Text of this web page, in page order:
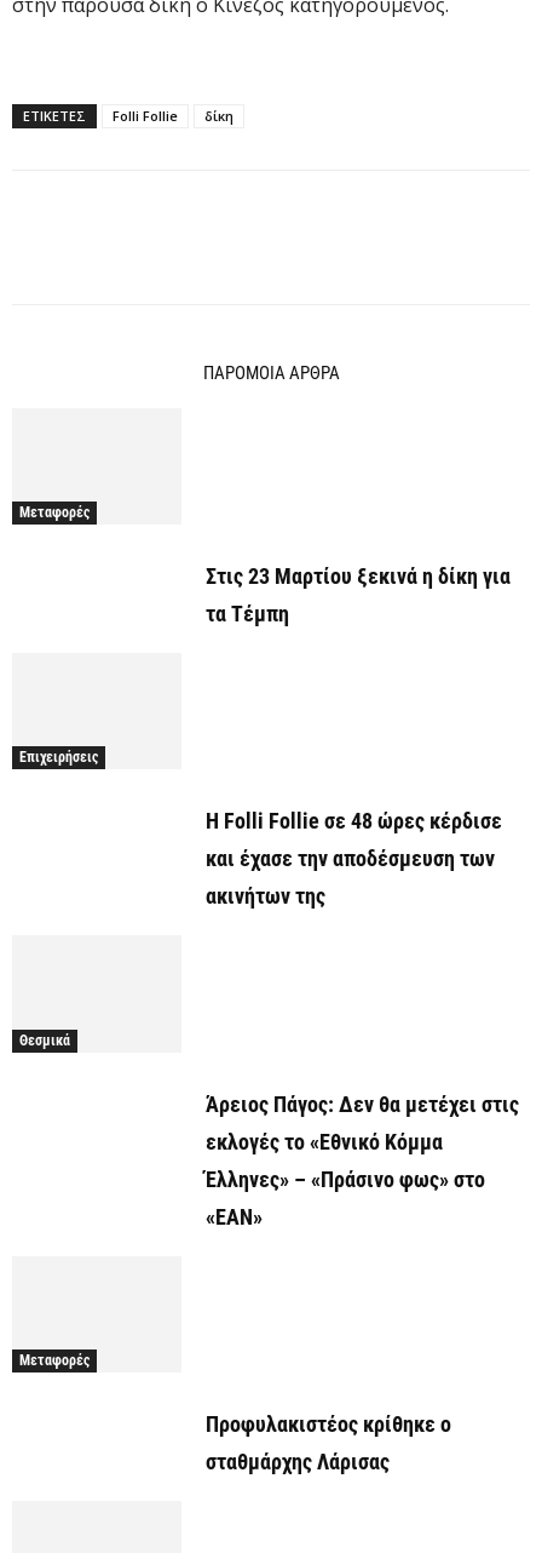
ΕΤΙΚΕΤΕΣ Folli Follie δίκη
ΠΑΡΟΜΟΙΑ ΑΡΘΡΑ
Μεταφορές
Στις 23 Μαρτίου ξεκινά η δίκη για
τα Τέμπη
Επιχειρήσεις
Η Folli Follie σε 48 ώρες κέρδισε
και έχασε την αποδέσμευση των
ακινήτων της
Θεσμικά
Άρειος Πάγος: Δεν θα μετέχει στις
εκλογές το «Εθνικό Κόμμα
Έλληνες» – «Πράσινο φως» στο
«ΕΑΝ»
Μεταφορές
Προφυλακιστέος κρίθηκε ο
σταθμάρχης Λάρισας